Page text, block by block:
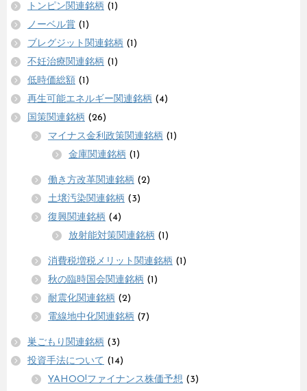
トンピン関連銘柄 (1)
ノーベル賞 (1)
ブレグジット関連銘柄 (1)
不妊治療関連銘柄 (1)
低時価総額 (1)
再生可能エネルギー関連銘柄 (4)
国策関連銘柄 (26)
マイナス金利政策関連銘柄 (1)
金庫関連銘柄 (1)
働き方改革関連銘柄 (2)
土壌汚染関連銘柄 (3)
復興関連銘柄 (4)
放射能対策関連銘柄 (1)
消費税増税メリット関連銘柄 (1)
秋の臨時国会関連銘柄 (1)
耐震化関連銘柄 (2)
電線地中化関連銘柄 (7)
巣ごもり関連銘柄 (3)
投資手法について (14)
YAHOO!ファイナンス株価予想 (3)